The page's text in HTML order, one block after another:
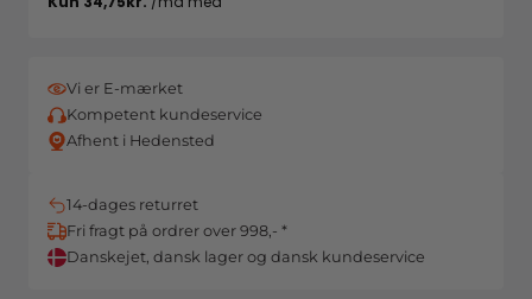
Vi er E-mærket
Kompetent kundeservice
Afhent i Hedensted
14-dages returret
Fri fragt på ordrer over 998,- *
Danskejet, dansk lager og dansk kundeservice